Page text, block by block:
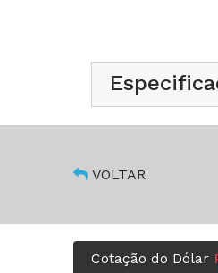
- Altura do
VOLTAR
Cotação do Dólar